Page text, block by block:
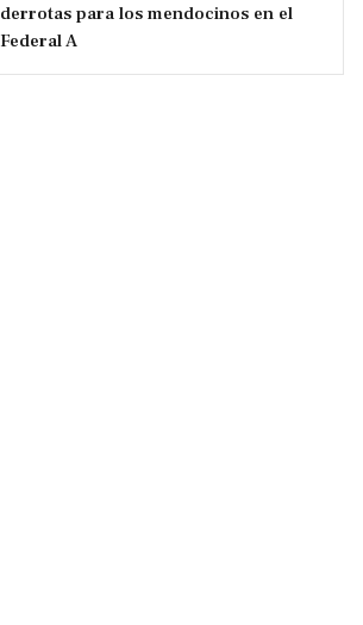
derrotas para los mendocinos en el
Federal A